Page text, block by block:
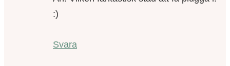
:)
Svara